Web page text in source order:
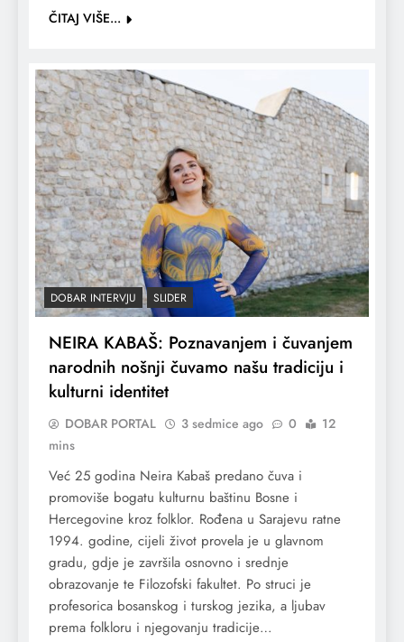
ČITAJ VIŠE...
DOBAR INTERVJU SLIDER
NEIRA KABAŠ: Poznavanjem i čuvanjem
narodnih nošnji čuvamo našu tradiciju i
kulturni identitet
DOBAR PORTAL 3 sedmice ago 0
12
mins
Već 25 godina Neira Kabaš predano čuva i
promoviše bogatu kulturnu baštinu Bosne i
Hercegovine kroz folklor. Rođena u Sarajevu ratne
1994. godine, cijeli život provela je u glavnom
gradu, gdje je završila osnovno i srednje
obrazovanje te Filozofski fakultet. Po struci je
profesorica bosanskog i turskog jezika, a ljubav
prema folkloru i njegovanju tradicije…